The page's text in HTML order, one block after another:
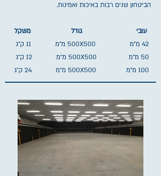
הביטחון שנים רבות באיכות ואמינות.
עובי גודל משקל